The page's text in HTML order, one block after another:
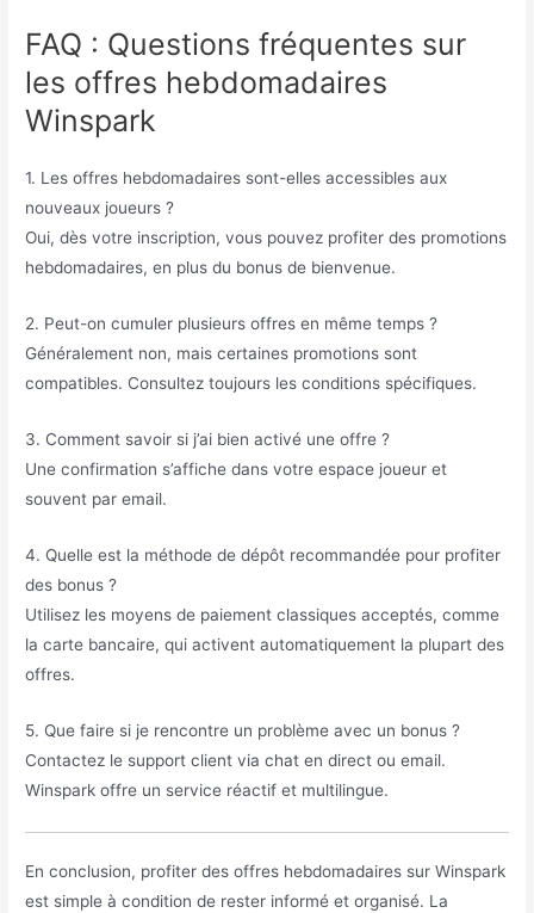
FAQ : Questions fréquentes sur
les offres hebdomadaires
Winspark
1. Les offres hebdomadaires sont-elles accessibles aux
nouveaux joueurs ?
Oui, dès votre inscription, vous pouvez profiter des promotions
hebdomadaires, en plus du bonus de bienvenue.
2. Peut-on cumuler plusieurs offres en même temps ?
Généralement non, mais certaines promotions sont
compatibles. Consultez toujours les conditions spécifiques.
3. Comment savoir si j’ai bien activé une offre ?
Une confirmation s’affiche dans votre espace joueur et
souvent par email.
4. Quelle est la méthode de dépôt recommandée pour profiter
des bonus ?
Utilisez les moyens de paiement classiques acceptés, comme
la carte bancaire, qui activent automatiquement la plupart des
offres.
5. Que faire si je rencontre un problème avec un bonus ?
Contactez le support client via chat en direct ou email.
Winspark offre un service réactif et multilingue.
En conclusion, profiter des offres hebdomadaires sur Winspark
est simple à condition de rester informé et organisé. La